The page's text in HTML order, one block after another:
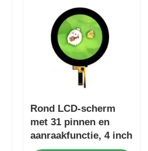
Rond LCD-scherm
met 31 pinnen en
aanraakfunctie, 4 inch
rond aanraakscherm